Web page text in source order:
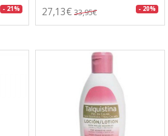
- 21% 27,13€ 33,95€ - 20%